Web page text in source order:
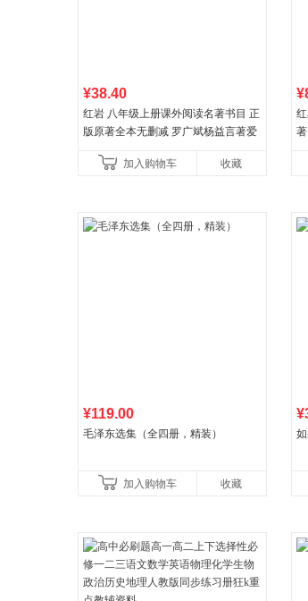
¥38.40
红岩 八年级上册课外阅读名著书目 正
版原著全本无删减 罗广斌杨益言著爱
国青年出版社加入购物车 收藏
¥119.00
毛泽东选集（全四册，精装）
加入购物车 收藏